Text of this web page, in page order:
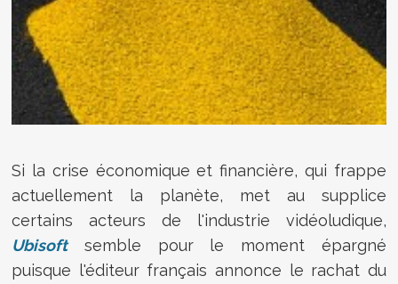
Si la crise économique et financière, qui frappe
actuellement la planète, met au supplice
certains acteurs de l'industrie vidéoludique,
Ubisoftsemble pour le moment épargné
puisque l'éditeur français annonce le rachat du